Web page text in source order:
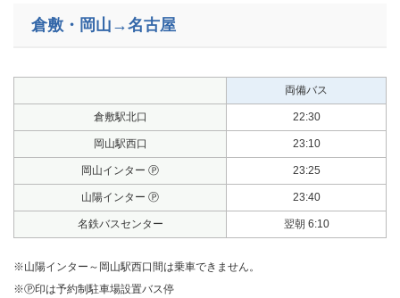
倉敷・岡山→名古屋
両備バス
倉敷駅北口 22:30
岡山駅西口 23:10
岡山インター Ⓟ 23:25
山陽インター Ⓟ 23:40
名鉄バスセンター 翌朝 6:10
※山陽インター～岡山駅西口間は乗車できません。
※Ⓟ印は予約制駐車場設置バス停